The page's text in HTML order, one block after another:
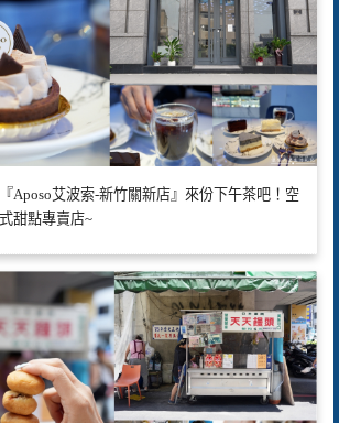
Aposo艾波索-新竹關新店』來份下午茶吧！空
甜點專賣店~